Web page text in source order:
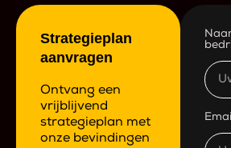
Strategieplan
aanvragen
Ontvang een
vrijblijvend
strategieplan met
onze bevindingen